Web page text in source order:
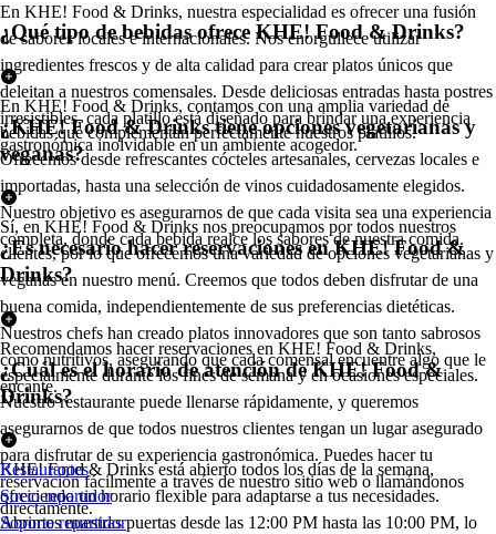
En KHE! Food & Drinks, nuestra especialidad es ofrecer una fusión
de sabores locales e internacionales. Nos enorgullece utilizar
ingredientes frescos y de alta calidad para crear platos únicos que
deleitan a nuestros comensales. Desde deliciosas entradas hasta postres
irresistibles, cada platillo está diseñado para brindar una experiencia
gastronómica inolvidable en un ambiente acogedor.
¿Qué tipo de bebidas ofrece KHE! Food & Drinks?
En KHE! Food & Drinks, contamos con una amplia variedad de
bebidas que complementan perfectamente nuestros platillos.
Ofrecemos desde refrescantes cócteles artesanales, cervezas locales e
importadas, hasta una selección de vinos cuidadosamente elegidos.
Nuestro objetivo es asegurarnos de que cada visita sea una experiencia
completa, donde cada bebida realce los sabores de nuestra comida.
¿KHE! Food & Drinks tiene opciones vegetarianas y
veganas?
Sí, en KHE! Food & Drinks nos preocupamos por todos nuestros
clientes, por lo que ofrecemos una variedad de opciones vegetarianas y
veganas en nuestro menú. Creemos que todos deben disfrutar de una
buena comida, independientemente de sus preferencias dietéticas.
Nuestros chefs han creado platos innovadores que son tanto sabrosos
como nutritivos, asegurando que cada comensal encuentre algo que le
encante.
¿Es necesario hacer reservaciones en KHE! Food &
Drinks?
Recomendamos hacer reservaciones en KHE! Food & Drinks,
especialmente durante los fines de semana y en ocasiones especiales.
Nuestro restaurante puede llenarse rápidamente, y queremos
asegurarnos de que todos nuestros clientes tengan un lugar asegurado
para disfrutar de su experiencia gastronómica. Puedes hacer tu
reservación fácilmente a través de nuestro sitio web o llamándonos
directamente.
¿Cuál es el horario de atención de KHE! Food &
Drinks?
KHE! Food & Drinks está abierto todos los días de la semana,
ofreciendo un horario flexible para adaptarse a tus necesidades.
Abrimos nuestras puertas desde las 12:00 PM hasta las 10:00 PM, lo
Restaurantes
Socio repartidor
Soporte repartidor